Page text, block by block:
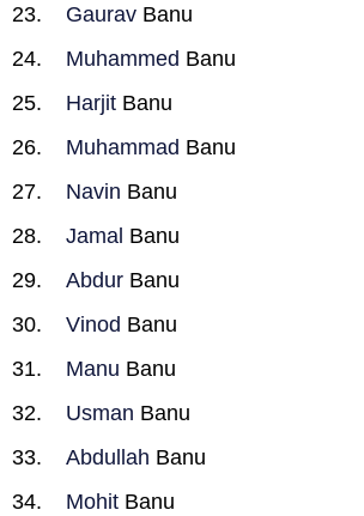
Gaurav Banu
Muhammed Banu
Harjit Banu
Muhammad Banu
Navin Banu
Jamal Banu
Abdur Banu
Vinod Banu
Manu Banu
Usman Banu
Abdullah Banu
Mohit Banu